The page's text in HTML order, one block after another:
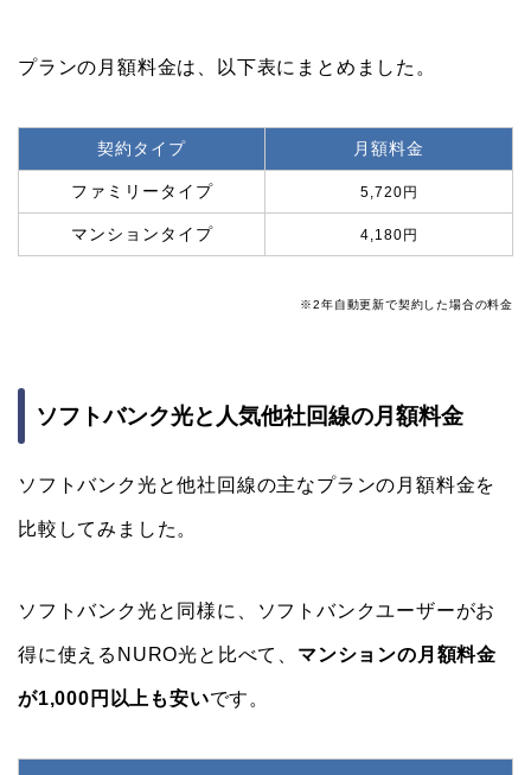
プランの月額料金は、以下表にまとめました。
契約タイプ 月額料金
ファミリータイプ 5,720円
マンションタイプ 4,180円
※2年自動更新で契約した場合の料金
ソフトバンク光と人気他社回線の月額料金
ソフトバンク光と他社回線の主なプランの月額料金を
比較してみました。
ソフトバンク光と同様に、ソフトバンクユーザーがお
得に使えるNURO光と比べて、 マンションの月額料金
が1,000円以上も安いです。